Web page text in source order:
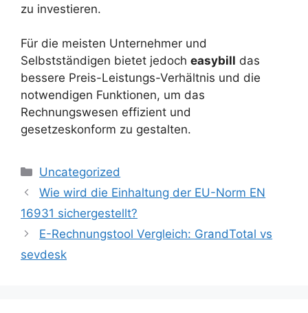
zu investieren.
Für die meisten Unternehmer und
Selbstständigen bietet jedoch easybill das
bessere Preis-Leistungs-Verhältnis und die
notwendigen Funktionen, um das
Rechnungswesen effizient und
gesetzeskonform zu gestalten.
Kategorien
Uncategorized
Wie wird die Einhaltung der EU-Norm EN
16931 sichergestellt?
E-Rechnungstool Vergleich: GrandTotal vs
sevdesk